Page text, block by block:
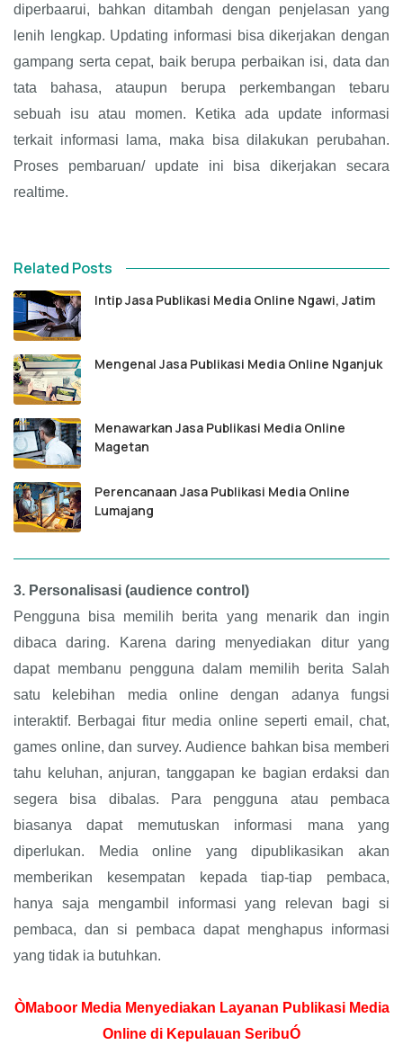
diperbaarui, bahkan ditambah dengan penjelasan yang
lenih lengkap. Updating informasi bisa dikerjakan dengan
gampang serta cepat, baik berupa perbaikan isi, data dan
tata bahasa, ataupun berupa perkembangan tebaru
sebuah isu atau momen. Ketika ada update informasi
terkait informasi lama, maka bisa dilakukan perubahan.
Proses pembaruan/ update ini bisa dikerjakan secara
realtime.
Related Posts
Intip Jasa Publikasi Media Online Ngawi, Jatim
Mengenal Jasa Publikasi Media Online Nganjuk
Menawarkan Jasa Publikasi Media Online
Magetan
Perencanaan Jasa Publikasi Media Online
Lumajang
3. Personalisasi (audience control)
Pengguna bisa memilih berita yang menarik dan ingin
dibaca daring. Karena daring menyediakan ditur yang
dapat membanu pengguna dalam memilih berita Salah
satu kelebihan media online dengan adanya fungsi
interaktif. Berbagai fitur media online seperti email, chat,
games online, dan survey. Audience bahkan bisa memberi
tahu keluhan, anjuran, tanggapan ke bagian erdaksi dan
segera bisa dibalas. Para pengguna atau pembaca
biasanya dapat memutuskan informasi mana yang
diperlukan. Media online yang dipublikasikan akan
memberikan kesempatan kepada tiap-tiap pembaca,
hanya saja mengambil informasi yang relevan bagi si
pembaca, dan si pembaca dapat menghapus informasi
yang tidak ia butuhkan.
ÒMaboor Media Menyediakan Layanan Publikasi Media
Online di Kepulauan SeribuÓ